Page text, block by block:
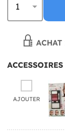
AJOUTER